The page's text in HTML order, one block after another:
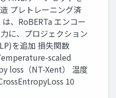
プレトレーニング済
、RoBERTa エンコー
に、プロジェクション
を追加 損失関数
scaled
loss（NT-Xent） 温度
10